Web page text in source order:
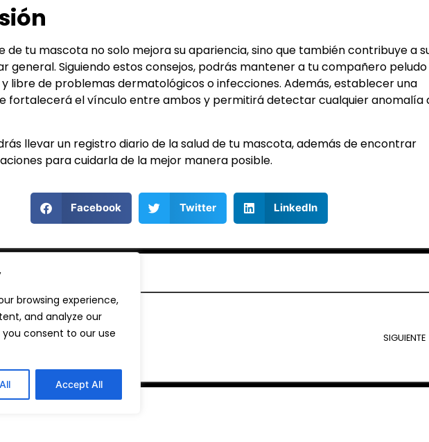
browsing experience,
and analyze our
consent to our use
Accept All
de tu mascota no solo mejora su apariencia, sino que también contribuye a
general. Siguiendo estos consejos, podrás mantener a tu compañero peludo
libre de problemas dermatológicos o infecciones. Además, establecer una
fortalecerá el vínculo entre ambos y permitirá detectar cualquier anomalía
llevar un registro diario de la salud de tu mascota, además de encontrar
para cuidarla de la mejor manera posible.
Facebook Twitter LinkedIn
SIGUIENTE